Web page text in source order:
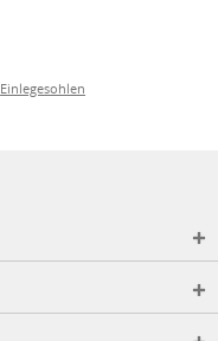
Einlegesohlen